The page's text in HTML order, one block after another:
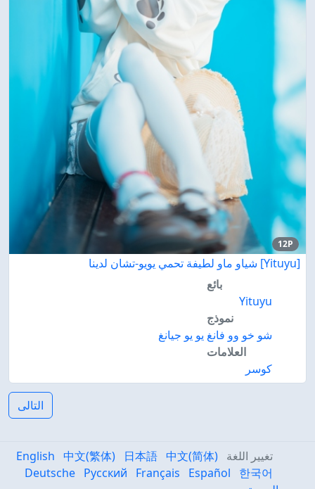
12P
[Yituyu] شياو ماو لطيفة تحمي يويو-تشان لدينا
بائع
Yituyu
نموذج
شو خو وو فانغ يو يو جيانغ
العلامات
كوسر
التالى
تغيير اللغة 中文(简体)
日本語
中文(繁体)
English
한국어
Español
Français
Русский
Deutsche